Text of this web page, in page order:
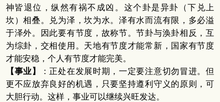
神皆退位，纵然有祸不成凶。这个卦是异卦（下兑上
坎）相叠。兑为泽，坎为水。泽有水而流有限，多必溢
于泽外。因此要有节度，故称节。节卦与涣卦相反，互
为综卦，交相使用。天地有节度才能常新，国家有节度
才能安稳，个人有节度才能完美。
【事业】
：正处在发展时期，一定要注意切勿冒进。但
更不应放弃良好的机遇，只要坚持遵利守义的原则，可
大胆行动。这样，事业可以继续兴旺发达。